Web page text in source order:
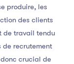
produire, les
des clients
de travail tendu
de recrutement
crucial de